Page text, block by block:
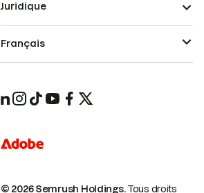
© 2026 Semrush Holdings.Tous droits
Juridique
Français